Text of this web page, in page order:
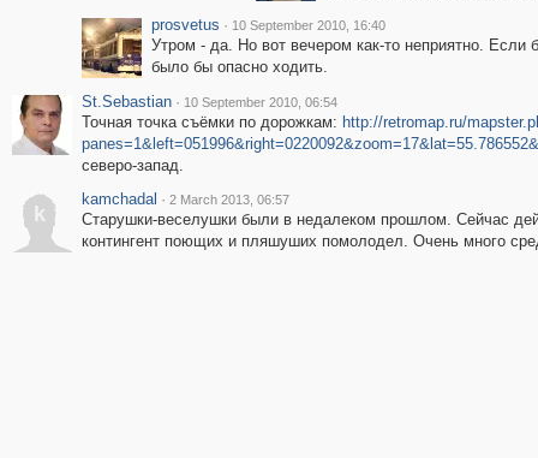
prosvetus · 10 September 2010, 16:40
Утром - да. Но вот вечером как-то неприятно.
было бы опасно ходить.
St.Sebastian · 10 September 2010, 06:54
Точная точка съёмки по дорожкам: http://retromap.ru/
северо-запад.
k
kamchadal · 2 March 2013, 06:57
Старушки-веселушки были в недалеком прошлом. Сейчас
контингент поющих и пляшуших помолодел. Очень много